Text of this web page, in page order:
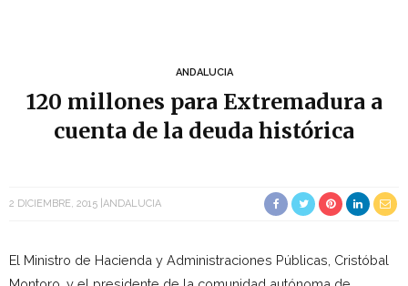
ANDALUCIA
120 millones para Extremadura a
cuenta de la deuda histórica
2 DICIEMBRE, 2015 ANDALUCIA
El Ministro de Hacienda y Administraciones Públicas, Cristóbal